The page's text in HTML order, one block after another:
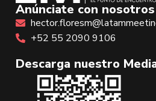
Anúnciate con nosotros
+52 55 2090 9106
Descarga nuestro